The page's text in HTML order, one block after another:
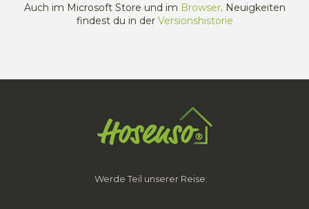
Auch im Microsoft Store und im Browser. Neuigkeiten
findest du in der Versionshistorie
Werde Teil unserer Reise: